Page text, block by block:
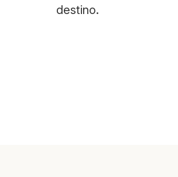
destino.